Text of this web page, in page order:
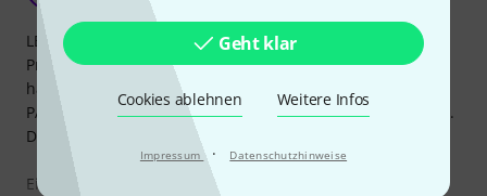
Geht klar
Cookies ablehnen Weitere Infos
Impressum · Datenschutzhinweise
LED Pars sind toll ! Sie haben den Vorteil dass Sie echt
Preisgünstig sind und eine fast Lebenslange Erwartung
haben dank der LEDs. Früher war nach jedem 2. Gig ein
PAR56 Leuchtmittel hiüber und musste getauscht werden...
Das ist bei LED Pars nicht der Fall...
Ein großer Nachteil ist jedoch dass die Spots blenden wie